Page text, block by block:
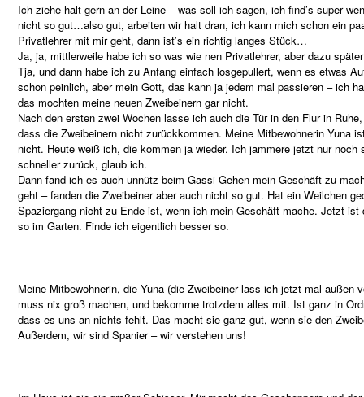
Ich ziehe halt gern an der Leine – was soll ich sagen, ich find’s super
nicht so gut…also gut, arbeiten wir halt dran, ich kann mich schon ein
Privatlehrer mit mir geht, dann ist’s ein richtig langes Stück…
Ja, ja, mittlerweile habe ich so was wie nen Privatlehrer, aber dazu
Tja, und dann habe ich zu Anfang einfach losgepullert, wenn es etwas
schon peinlich, aber mein Gott, das kann ja jedem mal passieren – ich
das mochten meine neuen Zweibeinern gar nicht.
Nach den ersten zwei Wochen lasse ich auch die Tür in den Flur in
dass die Zweibeinern nicht zurückkommen. Meine Mitbewohnerin Yuna
nicht. Heute weiß ich, die kommen ja wieder. Ich jammere jetzt nur
schneller zurück, glaub ich.
Dann fand ich es auch unnütz beim Gassi-Gehen mein Geschäft zu
geht – fanden die Zweibeiner aber auch nicht so gut. Hat ein Weilchen
Spaziergang nicht zu Ende ist, wenn ich mein Geschäft mache. Jetzt
so im Garten. Finde ich eigentlich besser so.
Meine Mitbewohnerin, die Yuna (die Zweibeiner lass ich jetzt mal außen
muss nix groß machen, und bekomme trotzdem alles mit. Ist ganz in
dass es uns an nichts fehlt. Das macht sie ganz gut, wenn sie den
Außerdem, wir sind Spanier – wir verstehen uns!